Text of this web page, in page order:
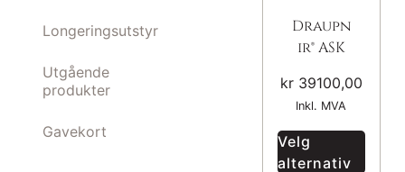
Longeringsutstyr
Utgående
produkter
Gavekort
Draupn
ir® ASK
kr39100,00
Inkl. MVA
Velg
alternativ